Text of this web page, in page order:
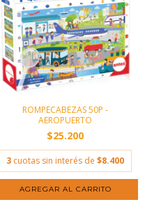
ROMPECABEZAS 50P -
AEROPUERTO
$25.200
3 cuotas sin interés de $8.400